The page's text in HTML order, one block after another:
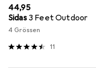
EUR
44,95
Sidas 3 Feet Outdoor
4 Grössen
11